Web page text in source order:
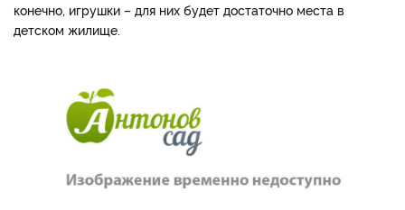
конечно, игрушки – для них будет достаточно места в
детском жилище.